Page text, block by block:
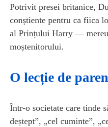
Potrivit presei britanice,
conștiente pentru ca fiica
al Prințului Harry — mereu
moștenitorului.
O lecție de
Într-o societate care tinde
deștept”, „cel cuminte”,